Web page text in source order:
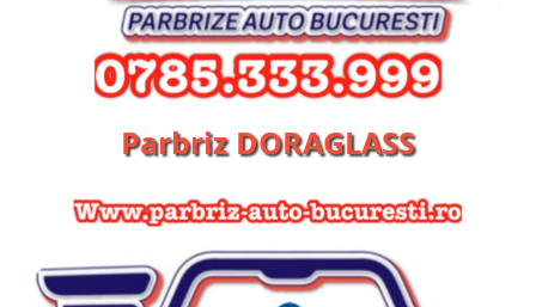
Parbriz DORAGLASS